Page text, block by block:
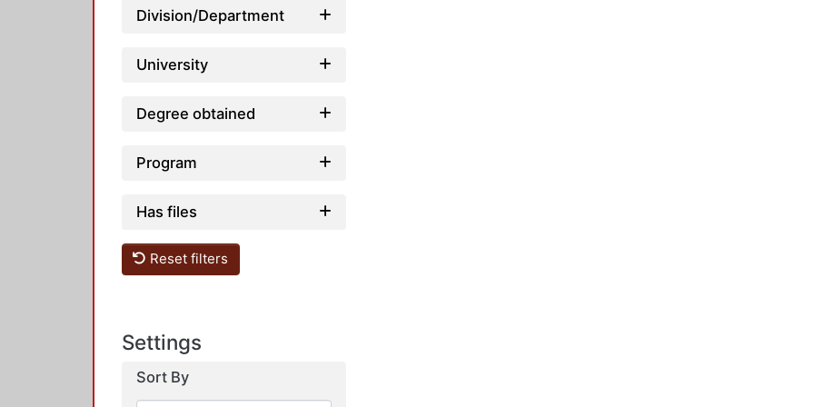
Division/Department
University
Degree obtained
Program
Has files
Reset filters
Settings
Sort By